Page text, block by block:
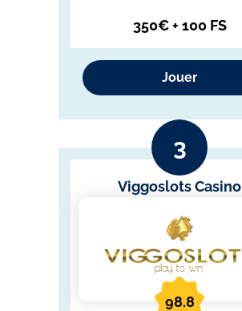
350€ + 100 FS
Jouer
Viggoslots Casino
98.8